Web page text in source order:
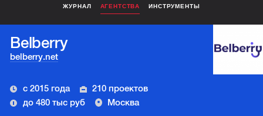
ЖУРНАЛ АГЕНТСТВА ИНСТРУМЕНТЫ
Belberry
belberry.net
с 2015 года
210 проектов
до 480 тыс руб
Москва